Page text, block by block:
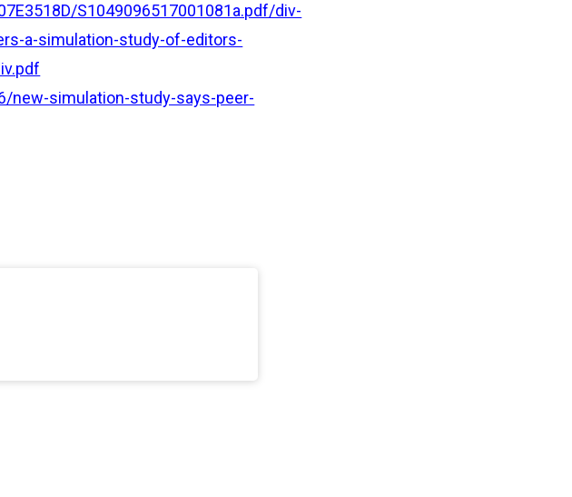
S1049096517001081a.pdf/div-
a-simulation-study-of-editors-
new-simulation-study-says-peer-